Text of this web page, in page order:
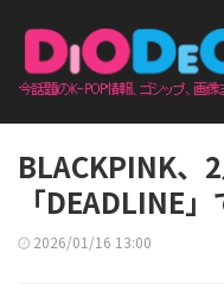
BLACKPINK、
「DEADLINE
2026/01/16 13:00